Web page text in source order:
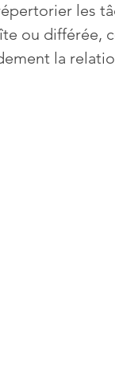
Linux
les
ou différée,
la